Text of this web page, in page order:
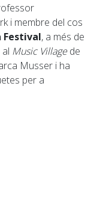
i membre del cos
Festival, a més de
Music Villagede
Musser i ha
per a